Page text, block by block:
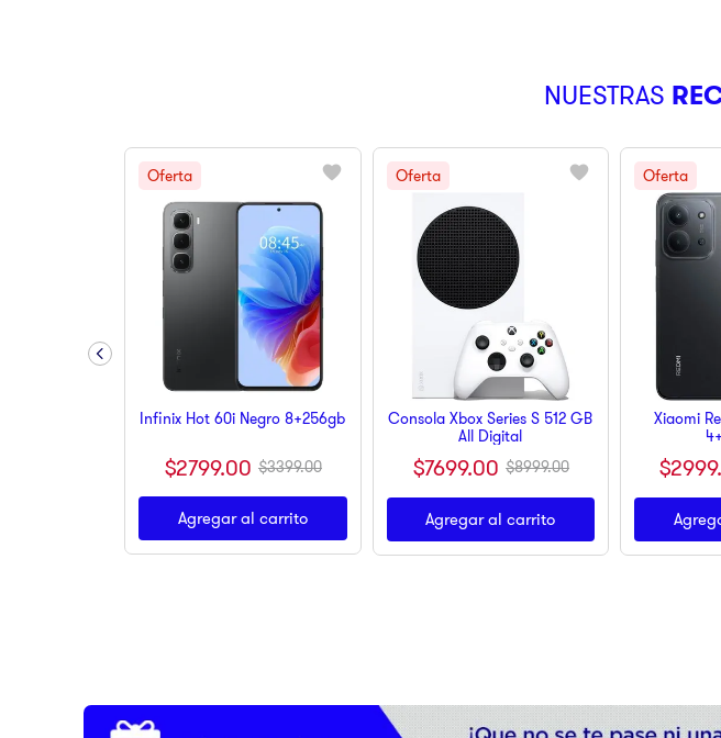
NUESTRAS
Infinix Hot 60i Negro 8+256gb
$2799.00 $3399.00
Agregar al carrito
Consola Xbox Series S 512 GB
All Digital
$7699.00 $8999.00
Agregar al carrito
Xiaomi
$2999.